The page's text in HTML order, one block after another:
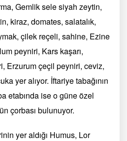
Gemlik sele siyah zeytin,
kiraz, domates, salatalık,
çilek reçeli, sahine, Ezine
peyniri, Kars kaşarı,
Erzurum çeçil peyniri, ceviz,
yer alıyor. İftariye tabağının
etabında ise o güne özel
çorbası bulunuyor.
yer aldığı Humus, Lor